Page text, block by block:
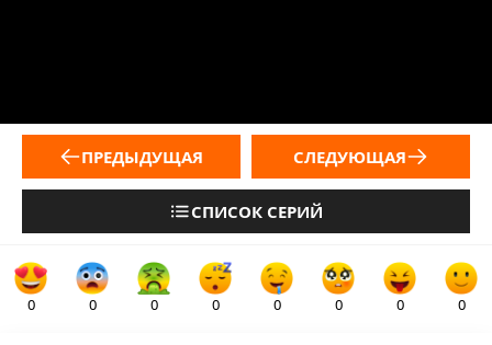
ПРЕДЫДУЩАЯ
СПИСОК СЕРИЙ
СЛЕДУЮЩАЯ
0 0 0 0 0 0 0 0